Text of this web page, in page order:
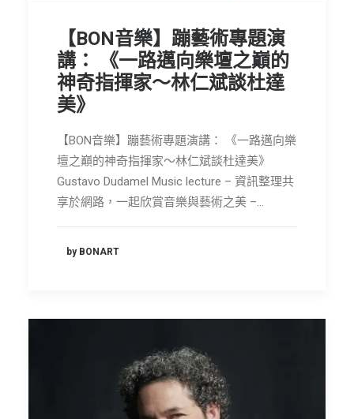
【BON音樂】蹦藝術專題演
講： 《一路邁向樂壇之巔的
神奇指揮家～林仁斌談杜達
美》
【BON音樂】蹦藝術專題演講： 《一路邁向樂
壇之巔的神奇指揮家～林仁斌談杜達美》
Gustavo Dudamel Music lecture – 資訊整理共
享於網路，一起欣賞音樂與藝術之美 –…
by BONART